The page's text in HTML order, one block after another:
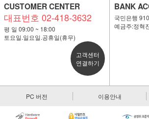
CUSTOMER CENTER
대표번호 02-418-3632
평 일 09:00 ~ 18:00
토요일.일요일.공휴일(휴무)
고객센터
연결하기
BANK
국민은행
예금주:정혁
PC 버전 이용안내